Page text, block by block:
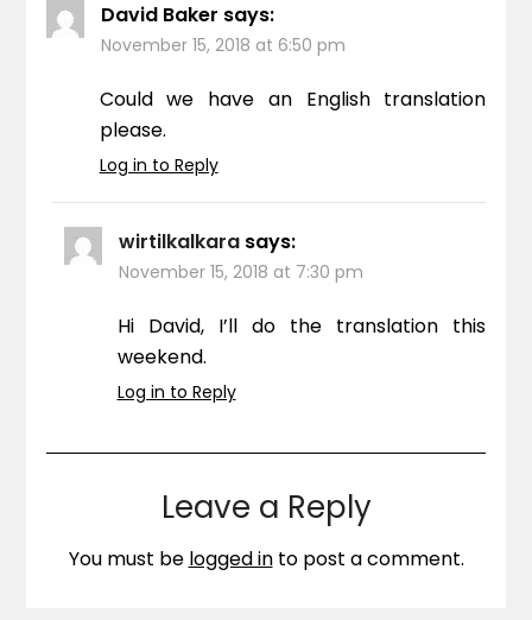
David Baker says:
November 15, 2018 at 6:50 pm
Could we have an English translation
please.
Log in to Reply
wirtilkalkara says:
November 15, 2018 at 7:30 pm
Hi David, I’ll do the translation this
weekend.
Log in to Reply
Leave a Reply
You must be logged into post a comment.